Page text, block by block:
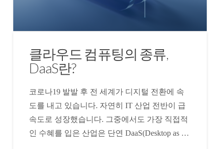
클라우드 컴퓨팅의 종류,
DaaS란?
코로나19 발발 후 전 세계가 디지털 전환에 속
도를 내고 있습니다. 자연히 IT 산업 전반이 급
속도로 성장했습니다. 그중에서도 가장 직접적
인 수혜를 입은 산업은 단연 DaaS(Desktop as …